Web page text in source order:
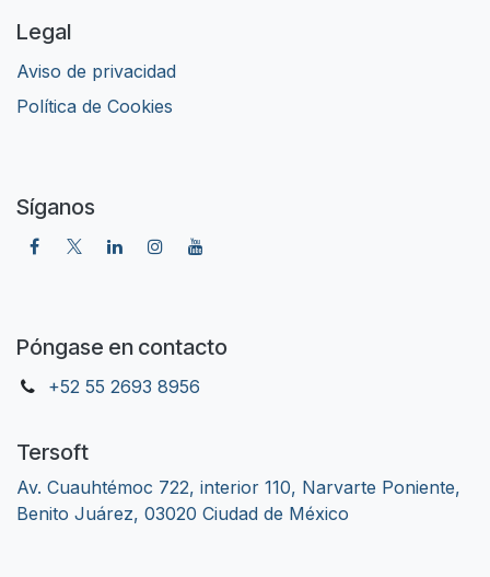
Legal
Aviso de privacidad
​Política de Cookies
Síganos
Póngase en contacto
+52 55 2693 8956
Tersoft
Av. Cuauhtémoc 722, interior 110, Narvarte Poniente,
Benito Juárez, 03020 Ciudad de México